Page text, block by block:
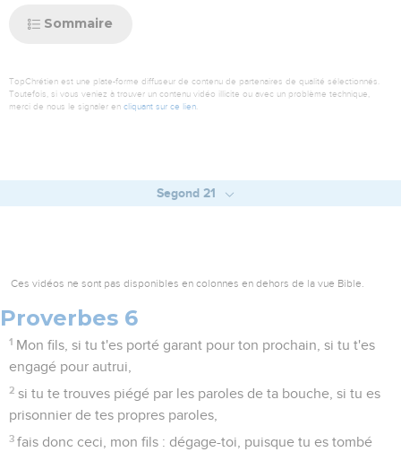
Sommaire
TopChrétien est une plate-forme diffuseur de contenu de partenaires de qualité sélectionnés.
Toutefois, si vous veniez à trouver un contenu vidéo illicite ou avec un problème technique,
merci de nous le signaler en cliquant sur ce lien
Segond 21
Ces vidéos ne sont pas disponibles en colonnes en dehors de la vue Bible.
Proverbes 6
1 Mon fils, si tu t'es porté garant pour ton prochain, si tu t'es
engagé pour autrui,
2 si tu te trouves piégé par les paroles de ta bouche, si tu es
prisonnier de tes propres paroles,
3 fais donc ceci, mon fils : dégage-toi, puisque tu es tombé